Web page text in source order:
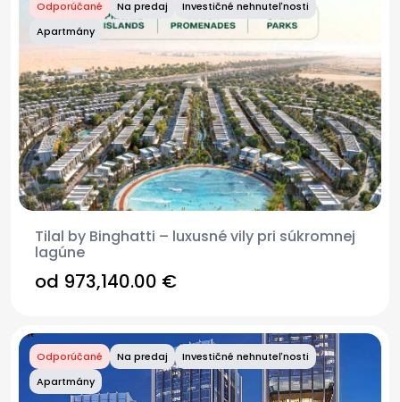
Odporúčané Na predaj
Investičné nehnuteľnosti
Apartmány
Tilal by Binghatti – luxusné vily pri súkromnej
lagúne
od 973,140.00 €
Odporúčané Na predaj
Investičné nehnuteľnosti
Apartmány